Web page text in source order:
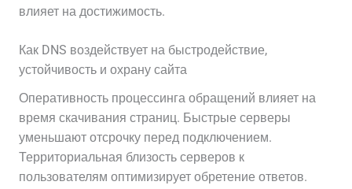
влияет на достижимость.
Как DNS воздействует на быстродействие,
устойчивость и охрану сайта
Оперативность процессинга обращений влияет на
время скачивания страниц. Быстрые серверы
уменьшают отсрочку перед подключением.
Территориальная близость серверов к
пользователям оптимизирует обретение ответов.